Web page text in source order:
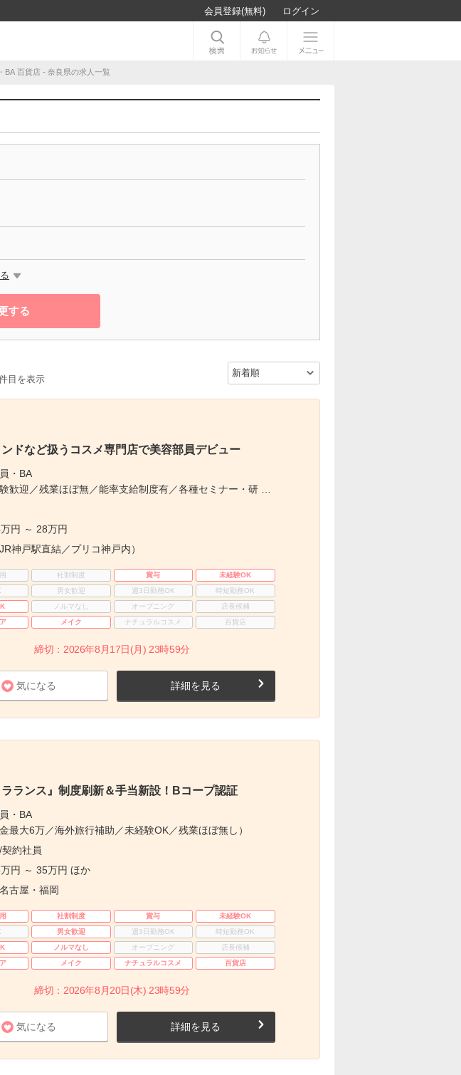
会員登録(無料) ログイン
BA 百貨店 - 奈良県の求人一覧
する
目を表示
ドなど扱うコスメ専門店で美容部員デビュー
・BA
験歓迎／残業ほぼ無／能率支給制度有／各種セミナー・研 …
円 ～ 28万円
神戸駅直結／プリコ神戸内）
社割制度 賞与
未経験OK
男女歓迎 週3日勤務OK
時短勤務OK
ノルマなし オープニング
店長候補
メイク ナチュラルコスメ 百貨店
締切：2026年8月17日(月) 23時59分
気になる 詳細を見る
ランス』制度刷新＆手当新設！Bコープ認証
・BA
金最大6万／海外旅行補助／未経験OK／残業ほぼ無し）
約社員
円 ～ 35万円 ほか
古屋・福岡
社割制度 賞与
未経験OK
男女歓迎 週3日勤務OK
時短勤務OK
ノルマなし オープニング
店長候補
メイク ナチュラルコスメ 百貨店
締切：2026年8月20日(木) 23時59分
気になる 詳細を見る